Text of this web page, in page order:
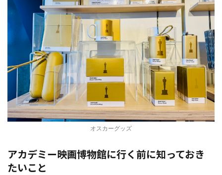
オスカーグッズ
アカデミー映画博物館に行く前に知っておき
たいこと